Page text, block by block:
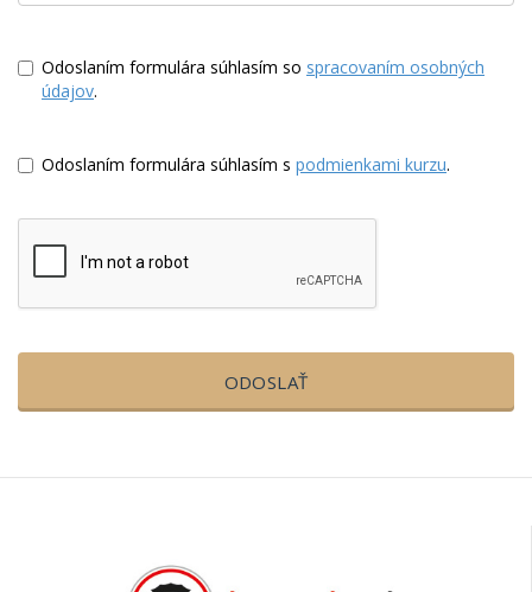
Odoslaním formulára súhlasím so spracovaním osobných
údajov.
Odoslaním formulára súhlasím s podmienkami kurzu.
ODOSLAŤ